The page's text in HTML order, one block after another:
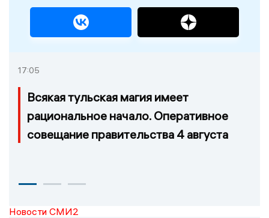
17:05
Всякая тульская магия имеет
рациональное начало. Оперативное
совещание правительства 4 августа
Новости СМИ2